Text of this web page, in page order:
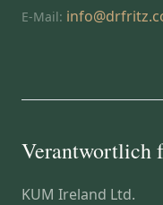
E-Mail:
Verantwortlich
KUM Ireland Ltd.